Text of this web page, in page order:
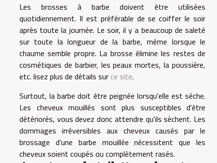
Les brosses à barbe doivent être utilisées
quotidiennement. Il est préférable de se coiffer le soir
après toute la journée. Le soir, il y a beaucoup de saleté
sur toute la longueur de la barbe, même lorsque le
chaume semble propre. La brosse élimine les restes de
cosmétiques de barbier, les peaux mortes, la poussière,
etc. lisez plus de détails sur ce site.
Surtout, la barbe doit être peignée lorsqu'elle est sèche.
Les cheveux mouillés sont plus susceptibles d'être
détériorés, vous devez donc attendre qu'ils sèchent. Les
dommages irréversibles aux cheveux causés par le
brossage d'une barbe mouillée nécessitent que les
cheveux soient coupés ou complètement rasés.